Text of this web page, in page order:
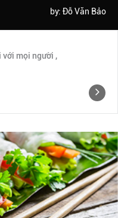
by: Đỗ Văn Bảo
với mọi người ,